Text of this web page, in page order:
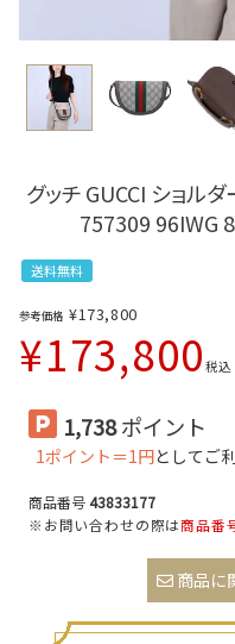
グッチ GUCCI ショル
757309 96IWG
送料無料
参考価格 ¥173,800
¥173,800 税込
1,738ポイント
1ポイント＝1円としてご
商品番号43833177
※お問い合わせの際は商品番
商品に